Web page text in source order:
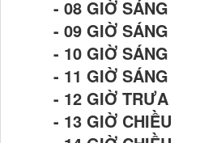
- 08 GIỜ SÁNG
- 09 GIỜ SÁNG
- 10 GIỜ SÁNG
- 11 GIỜ SÁNG
- 12 GIỜ TRƯA
- 13 GIỜ CHIỀU